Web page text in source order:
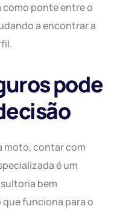
como ponte entre o
a encontrar a
pode
moto, contar com
é um
bem
funciona para o